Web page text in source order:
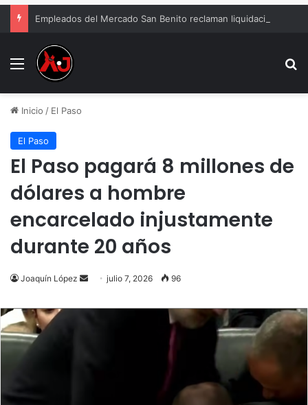
Menu
Inicio / El Paso
El Paso
El Paso pagará 8 millones de
dólares a hombre
encarcelado injustamente
durante 20 años
Joaquín López
Send
email
julio 7, 2026 96